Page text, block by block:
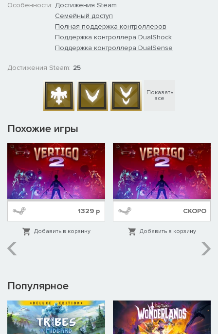
воинов, стрелков, плазменных гренадёров и ещё многих,
многих других разновидностей мерзких арахнидов! И
берегитесь элитных жуков-тигров...
Особенности: Достижения Steam
Семейный доступ
Полная поддержка контроллеров
Поддержка контроллера DualShock
Поддержка контроллера DualSense
Достижения Steam: 25
Показать
все
Похожие игры
1329 р
Добавить в корзину
СКОРО
Добавить в корзину
Популярное